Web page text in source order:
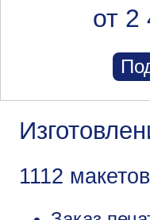
от 2
1112